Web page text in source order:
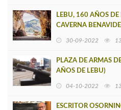
LEBU, 160 AÑOS
CAVERNA
30-09-2022
PLAZA DE ARMAS
AÑOS DE LEBU)
04-10-2022
ESCRITOR